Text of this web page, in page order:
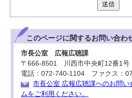
送信
このページに関するお問い合わ
市長公室 広報広聴課
〒666-8501 川西市中央町12番1
電話：072-740-1104 ファクス：
市長公室 広報広聴課へのお問い
ムをご利用ください。